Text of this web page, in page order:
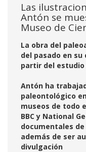
Las
Antón se
Museo de
La obra del
del pasado en
partir del
Antón ha
paleontológico
museos de todo
BBC y National
documentales
además de ser
divulgación